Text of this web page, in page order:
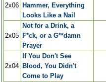
2x06 Hammer, Everything
Looks Like a Nail
2x05
Not for a Drink, a
F*ck, or a G**damn
Prayer
2x04
If You Don't See
Blood, You Didn't
Come to Play